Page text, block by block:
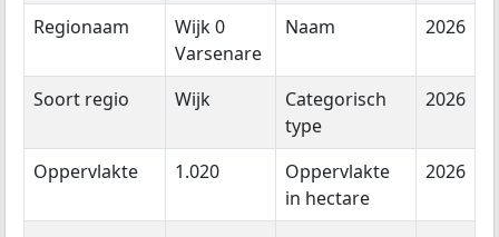
Regionaam
Wijk 0
Varsenare
Naam 2026
Soort regio Wijk
Categorisch
type
2026
Oppervlakte 1.020
Oppervlakte
in hectare
2026